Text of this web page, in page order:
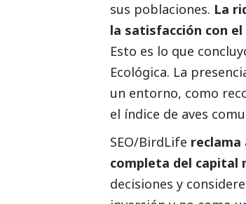
sus poblaciones. La
la satisfacción con
Esto es lo que
Ecológica. La
un entorno, como
el índice de aves
SEO/BirdLife reclama
completa del capital
decisiones y